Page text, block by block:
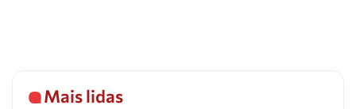
Mais lidas